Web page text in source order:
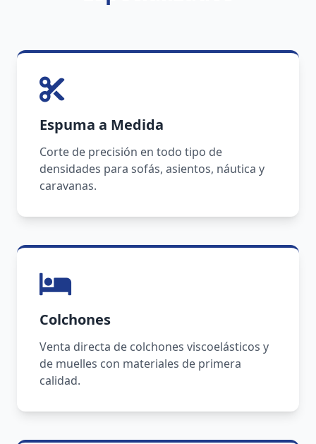
Espuma a Medida
Corte de precisión en todo tipo de
densidades para sofás, asientos, náutica y
caravanas.
Colchones
Venta directa de colchones viscoelásticos y
de muelles con materiales de primera
calidad.